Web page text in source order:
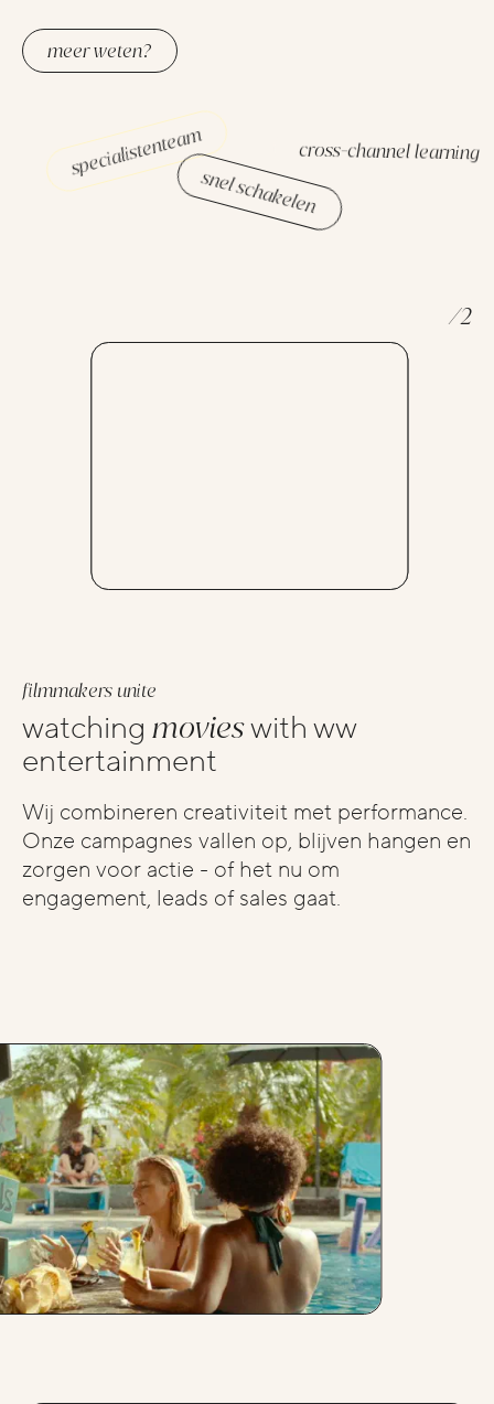
meer weten?
specialistenteam
snel schakelen
cross-channel learning
/2
filmmakers unite
watching movieswith ww
entertainment
Wij combineren creativiteit met performance.
Onze campagnes vallen op, blijven hangen en
zorgen voor actie - of het nu om
engagement, leads of sales gaat.